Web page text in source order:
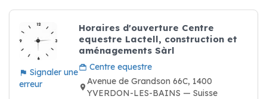
Signaler une
erreur
Horaires d'ouverture Centre
equestre Lactell, construction et
aménagements Sàrl
Centre equestre
Avenue de Grandson 66C, 1400
YVERDON-LES-BAINS — Suisse